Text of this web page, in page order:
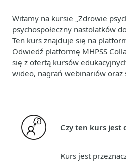
Witamy na kursie „Zdrowie
psychospołeczny nastolatków
Ten kurs znajduje się na
Odwiedź platformę MHPSS
się z ofertą kursów
wideo, nagrań webinariów oraz
Czy ten kurs jest
Kurs jest